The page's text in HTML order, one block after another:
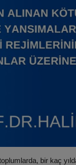
bir kaç